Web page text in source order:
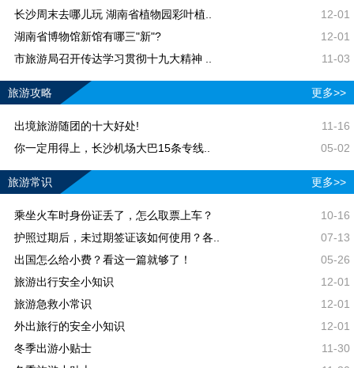
长沙周末去哪儿玩 湖南省植物园彩叶植..
12-01
湖南省博物馆新馆有哪三"新"?
12-01
市旅游局召开传达学习贯彻十九大精神 ..
11-03
旅游攻略 更多>>
出境旅游随团的十大好处!
11-16
你一定用得上，长沙机场大巴15条专线..
05-02
旅游常识 更多>>
乘坐火车时身份证丢了，怎么取票上车？
10-16
护照过期后，未过期签证该如何使用？各..
07-13
出国怎么给小费？看这一篇就够了！
05-26
旅游出行安全小知识
12-01
旅游急救小常识
12-01
外出旅行的安全小知识
12-01
冬季出游小贴士
11-30